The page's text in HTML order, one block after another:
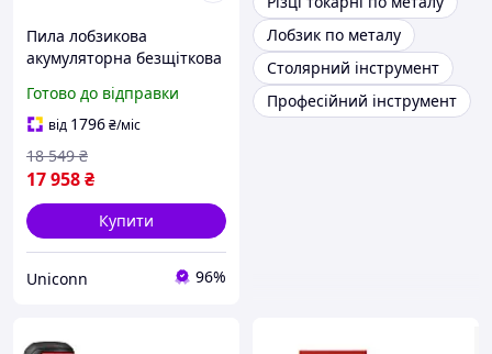
Пила лобзикова
акумуляторна безщіткова
скобоподібною рукояткою
MILWAUKEE (без
акумулятору та зарядного
Готово до відправки
від 1796₴/міс
17 958₴
18 549 ₴
Купити
Uniconn 96%
Лобзик по металу
Столярний інструмент
Професійний інструмент